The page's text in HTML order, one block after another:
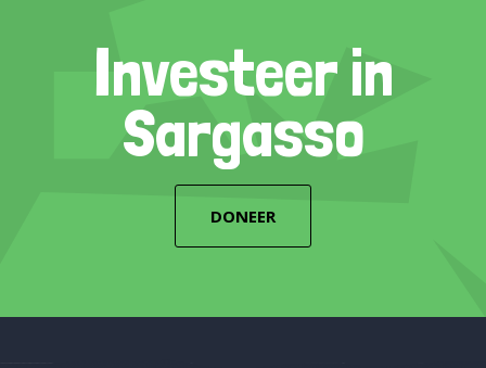
Investeer in
Sargasso
DONEER